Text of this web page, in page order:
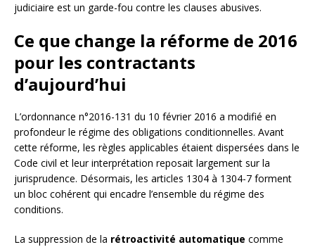
judiciaire est un garde-fou contre les clauses abusives.
Ce que change la réforme de 2016
pour les contractants
d’aujourd’hui
L’ordonnance n°2016-131 du 10 février 2016 a modifié en
profondeur le régime des obligations conditionnelles. Avant
cette réforme, les règles applicables étaient dispersées dans le
Code civil et leur interprétation reposait largement sur la
jurisprudence. Désormais, les articles 1304 à 1304-7 forment
un bloc cohérent qui encadre l’ensemble du régime des
conditions.
La suppression de la rétroactivité automatique comme